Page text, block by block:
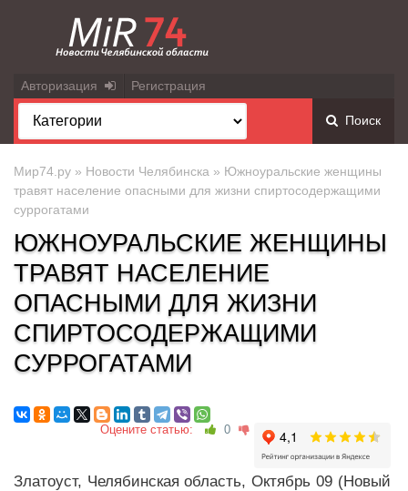
Авторизация Регистрация
Поиск
Мир74.ру » Новости Челябинска » Южноуральские женщины
травят население опасными для жизни спиртосодержащими
суррогатами
ЮЖНОУРАЛЬСКИЕ ЖЕНЩИНЫ
ТРАВЯТ НАСЕЛЕНИЕ
ОПАСНЫМИ ДЛЯ ЖИЗНИ
СПИРТОСОДЕРЖАЩИМИ
СУРРОГАТАМИ
Оцените статью: 0
Златоуст, Челябинская область, Октябрь 09 (Новый